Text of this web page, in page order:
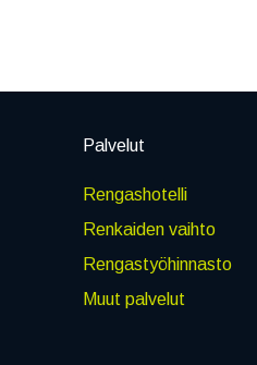
Palvelut
Rengashotelli
Renkaiden vaihto
Rengastyöhinnasto
Muut palvelut